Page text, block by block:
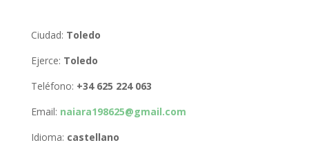
Ciudad: Toledo
Ejerce: Toledo
Teléfono: +34 625 224 063
Email: naiara198625@gmail.com
Idioma: castellano